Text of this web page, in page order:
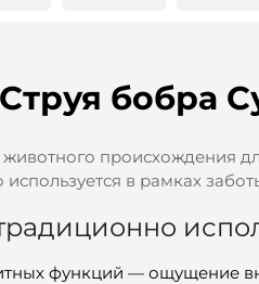
бобра
происхождения
в рамках
функций — ощущение